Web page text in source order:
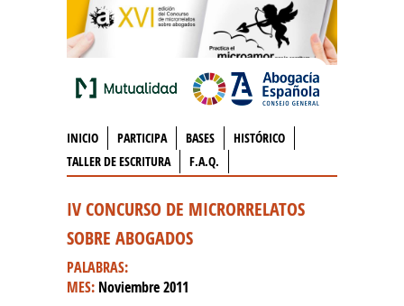
INICIO PARTICIPA BASES
HISTÓRICO
TALLER DE ESCRITURA
F.A.Q.
IV CONCURSO DE MICRORRELATOS
SOBRE ABOGADOS
PALABRAS:
MES: Noviembre 2011